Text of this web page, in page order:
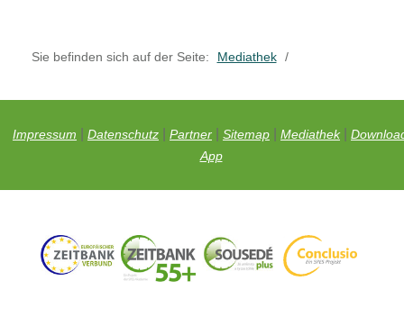
Sie befinden sich auf der Seite: Mediathek /
Impressum Datenschutz Partner Sitemap Mediathek|
App